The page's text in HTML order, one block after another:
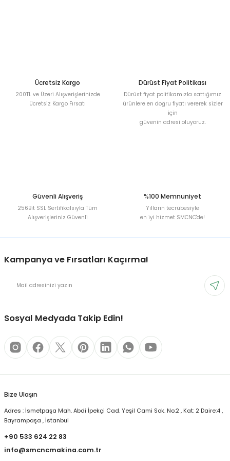
Ücretsiz Kargo
200TL ve Üzeri Alışverişlerinizde
Ücretsiz Kargo Fırsatı
Dürüst Fiyat Politikası
Dürüst fiyat politikamızla sattığımız
ürünlere en doğru fiyatı vererek sizler
için
güvenin adresi oluyoruz.
Güvenli Alışveriş
256Bit SSL Sertifikalsıyla Tüm
Alışverişleriniz Güvenli
%100 Memnuniyet
Yılların tecrübesiyle
en iyi hizmet SMCNC'de!
Kampanya ve Fırsatları Kaçırma!
Sosyal Medyada Takip Edin!
Bize Ulaşın
Adres : İsmetpaşa Mah. Abdi İpekçi Cad. Yeşil Cami Sok. No:2 , Kat: 2 Daire:4 ,
Bayrampaşa , İstanbul
+90 533 624 22 83
info@smcncmakina.com.tr